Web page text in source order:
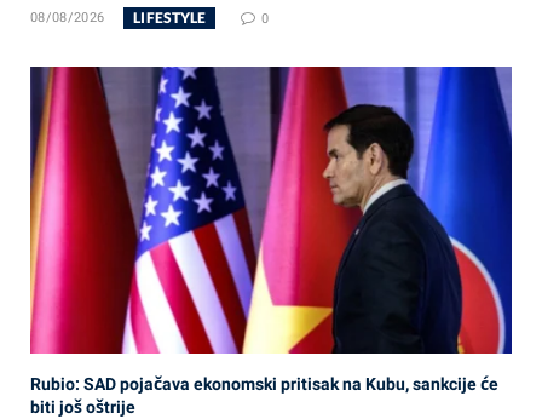
08/08/2026 LIFESTYLE 0
Rubio: SAD pojačava ekonomski pritisak na Kubu, sankcije će
biti još oštrije